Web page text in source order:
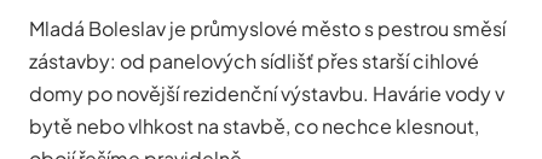
Mladá Boleslav je průmyslové město s pestrou směsí
zástavby: od panelových sídlišť přes starší cihlové
domy po novější rezidenční výstavbu. Havárie vody v
bytě nebo vlhkost na stavbě, co nechce klesnout,